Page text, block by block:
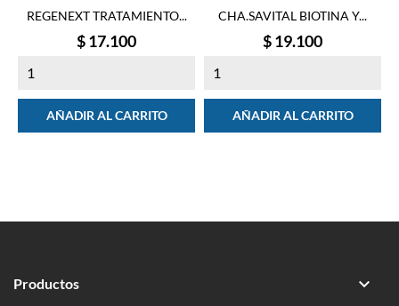
REGENEXT TRATAMIENTO...
Precio
$ 17.100
AÑADIR AL CARRITO
CHA.SAVITAL BIOTINA Y...
Precio
$ 19.100
AÑADIR AL CARRITO
Productos 